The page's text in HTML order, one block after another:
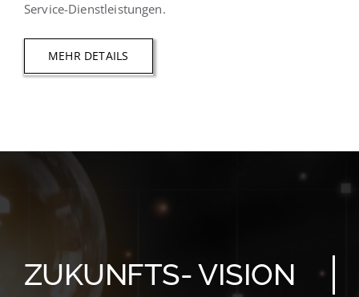
Service-Dienstleistungen.
MEHR DETAILS
ZUKUNFTS- VISION